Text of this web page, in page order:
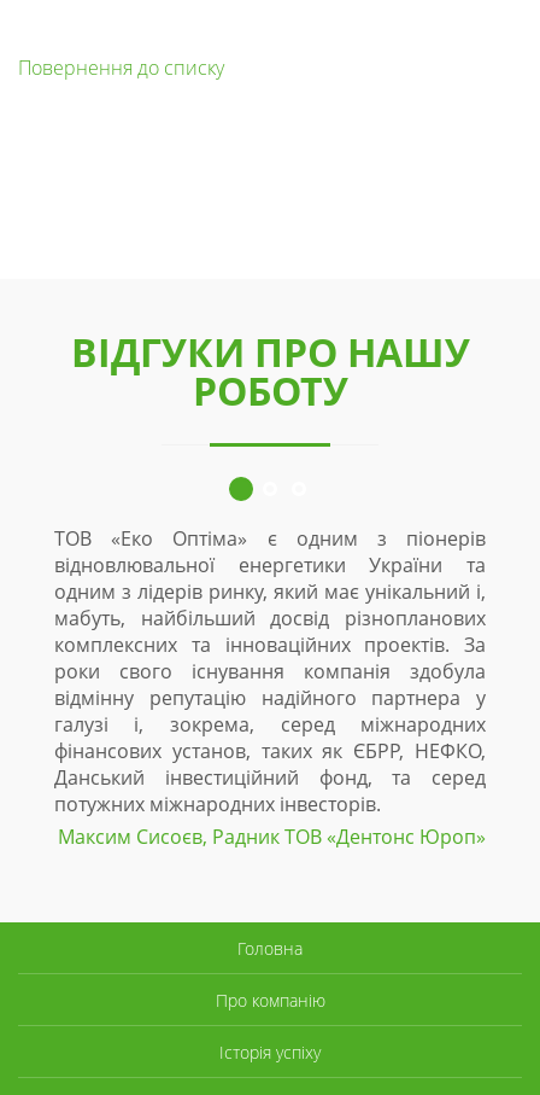
Повернення до списку
ВІДГУКИ ПРО НАШУ
РОБОТУ
ТОВ «Еко Оптіма» є одним з піонерів
відновлювальної енергетики України та
одним з лідерів ринку, який має унікальний і,
мабуть, найбільший досвід різнопланових
комплексних та інноваційних проектів. За
роки свого існування компанія здобула
відмінну репутацію надійного партнера у
галузі і, зокрема, серед міжнародних
фінансових установ, таких як ЄБРР, НЕФКО,
Данський інвестиційний фонд, та серед
потужних міжнародних інвесторів.
Максим Сисоєв, Радник ТОВ «Дентонc Юроп»
Головна
Про компанію
Історія успіху